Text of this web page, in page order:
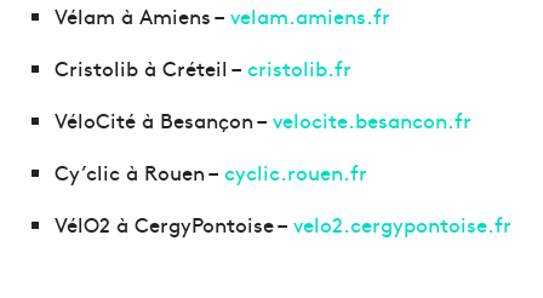
Vélam à Amiens – velam.amiens.fr
Cristolib à Créteil – cristolib.fr
VéloCité à Besançon – velocite.besancon.fr
Cy’clic à Rouen – cyclic.rouen.fr
VélO2 à CergyPontoise – velo2.cergypontoise.fr